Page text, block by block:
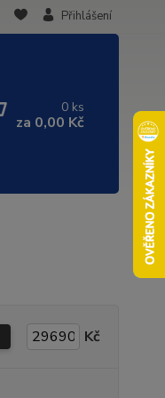
Přihlášení
0 ks
za 0,00 Kč
Kč